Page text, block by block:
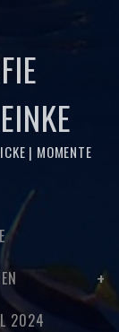
| MOMENTE
2024